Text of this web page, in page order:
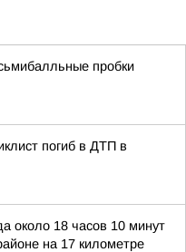
пробки
погиб в ДТП в
около 18 часов 10 минут
на 17 километре